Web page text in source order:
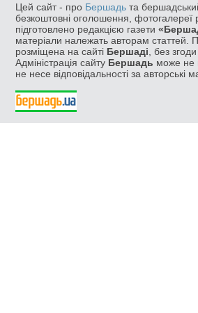
Цей сайт - про Бершадь та
безкоштовні оголошення, фотогалереї
підготовлено редакцією газети
матеріали належать авторам статтей.
розміщена на сайті Бершаді , без
Адміністрація сайту Бершадь може не
не несе відповідальності за авторські